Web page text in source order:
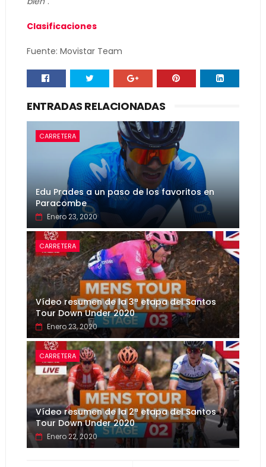
Clasificaciones
Fuente: Movistar Team
ENTRADAS RELACIONADAS
CARRETERA
Edu Prades a un paso de los favoritos en
Paracombe
Enero 23, 2020
CARRETERA
Vídeo resumen de la 3ª etapa del Santos
Tour Down Under 2020
Enero 23, 2020
CARRETERA
Vídeo resumen de la 2ª etapa del Santos
Tour Down Under 2020
Enero 22, 2020